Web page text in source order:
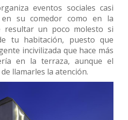
eventos sociales casi
su comedor como en la
resultar un poco molesto si
tu habitación, puesto que
incivilizada que hace más
en la terraza, aunque el
llamarles la atención.